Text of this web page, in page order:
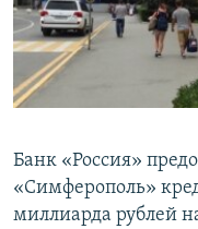
ПОБЕДИТЕЛЕЙ НЕ
КРЫМ.НЕПОКОРЕННЫЙ
ПРИСОЕДИНЯЙТЕСЬ!
Все сайты RFE/RL
Банк «Россия»
«Симферополь»
миллиарда рублей